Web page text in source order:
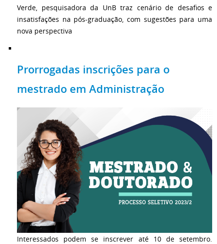
Verde, pesquisadora da UnB traz cenário de desafios e
insatisfações na pós-graduação, com sugestões para uma
nova perspectiva
Prorrogadas inscrições para o
mestrado em Administração
Interessados podem se inscrever até 10 de setembro.